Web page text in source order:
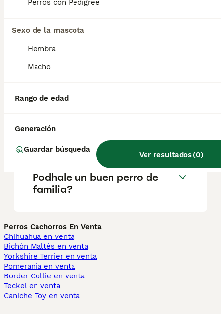
Perros con Pedigree
Sexo de la mascota
Hembra
Macho
Rango de edad
Generación
Guardar búsqueda
Ver resultados(0)
ovejas en condiciones adversas.
¿Cuánto cuesta un perro
Pastor Belga?
¿Es el Pastor Polaco de
Podhale un buen perro de
familia?
Perros Cachorros En Venta
Chihuahua en venta
Bichón Maltés en venta
Yorkshire Terrier en venta
Pomerania en venta
Border Collie en venta
Teckel en venta
Caniche Toy en venta